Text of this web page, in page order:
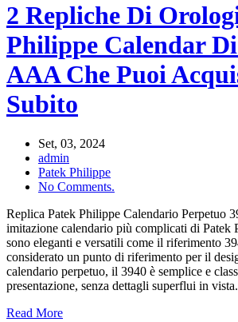
2 Repliche Di
Philippe Calendar
AAA Che Puoi
Subito
Set, 03, 2024
admin
Patek Philippe
No Comments.
Replica Patek Philippe Calendario Perpetuo
imitazione calendario più complicati di Patek
sono eleganti e versatili come il riferimento
considerato un punto di riferimento per il
calendario perpetuo, il 3940 è semplice e
presentazione, senza dettagli superflui in
Read More